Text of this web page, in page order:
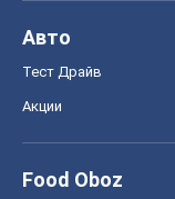
Авто
Тест Драйв
Акции
Food Oboz